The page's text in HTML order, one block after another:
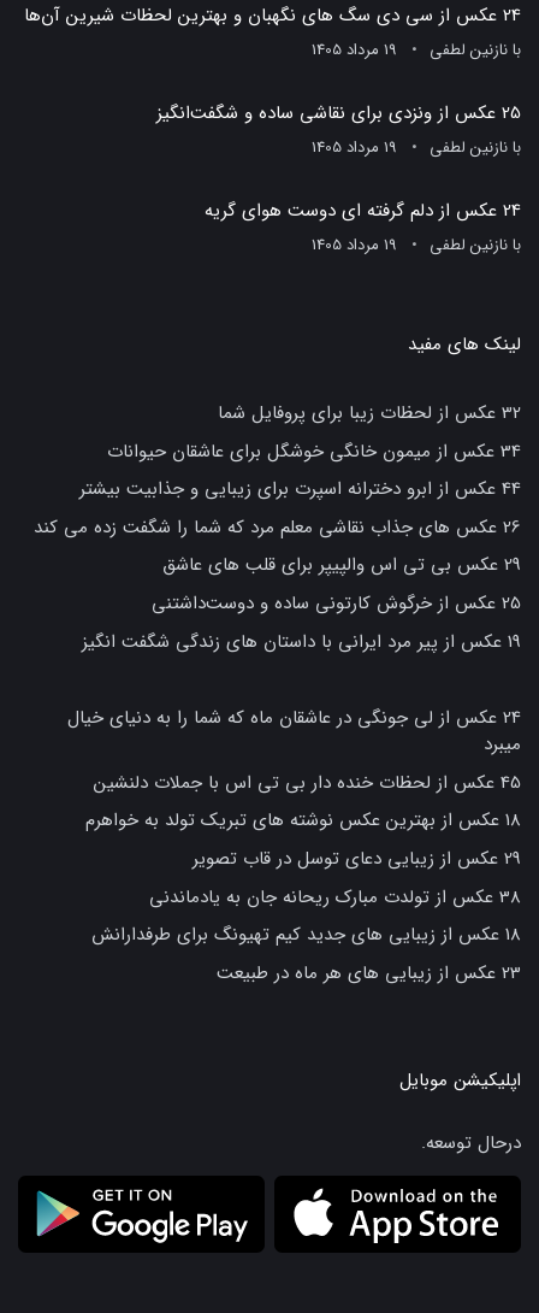
24 عکس از سی دی سگ های نگهبان و بهترین لحظات شیرین آن‌ها
بانازنین لطفی 19 مرداد 1405
25 عکس از ونزدی برای نقاشی ساده و شگفت‌انگیز
بانازنین لطفی 19 مرداد 1405
24 عکس از دلم گرفته ای دوست هوای گریه
بانازنین لطفی 19 مرداد 1405
لینک های مفید
32 عکس از لحظات زیبا برای پروفایل شما
34 عکس از میمون خانگی خوشگل برای عاشقان حیوانات
44 عکس از ابرو دخترانه اسپرت برای زیبایی و جذابیت بیشتر
26 عکس های جذاب نقاشی معلم مرد که شما را شگفت زده می کند
29 عکس بی تی اس والپیپر برای قلب های عاشق
25 عکس از خرگوش کارتونی ساده و دوست‌داشتنی
19 عکس از پیر مرد ایرانی با داستان های زندگی شگفت انگیز
24 عکس از لی جونگی در عاشقان ماه که شما را به دنیای خیال
میبرد
45 عکس از لحظات خنده دار بی تی اس با جملات دلنشین
18 عکس از بهترین عکس نوشته های تبریک تولد به خواهرم
29 عکس از زیبایی دعای توسل در قاب تصویر
38 عکس از تولدت مبارک ریحانه جان به یادماندنی
18 عکس از زیبایی های جدید کیم تهیونگ برای طرفدارانش
23 عکس از زیبایی های هر ماه در طبیعت
اپلیکیشن موبایل
درحال توسعه.